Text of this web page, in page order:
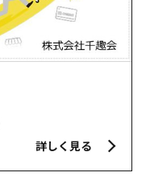
詳しく見る